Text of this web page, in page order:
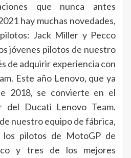
que nunca antes
hay muchas novedades,
Jack Miller y Pecco
jóvenes pilotos de nuestro
de adquirir experiencia con
Este año Lenovo, que ya
2018, se convierte en el
del Ducati Lenovo Team.
nuestro equipo de fábrica,
los pilotos de MotoGP de
y tres de los mejores